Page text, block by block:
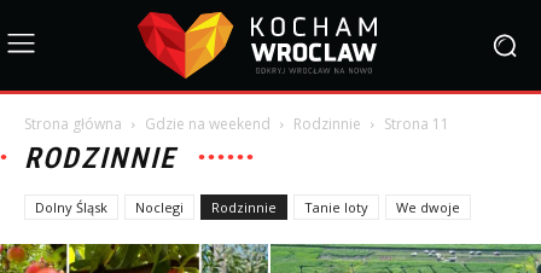
Strona główna Gdzie na weekend Rodzinnie Strona 11
RODZINNIE
Dolny Śląsk Noclegi Rodzinnie Tanie loty We dwoje